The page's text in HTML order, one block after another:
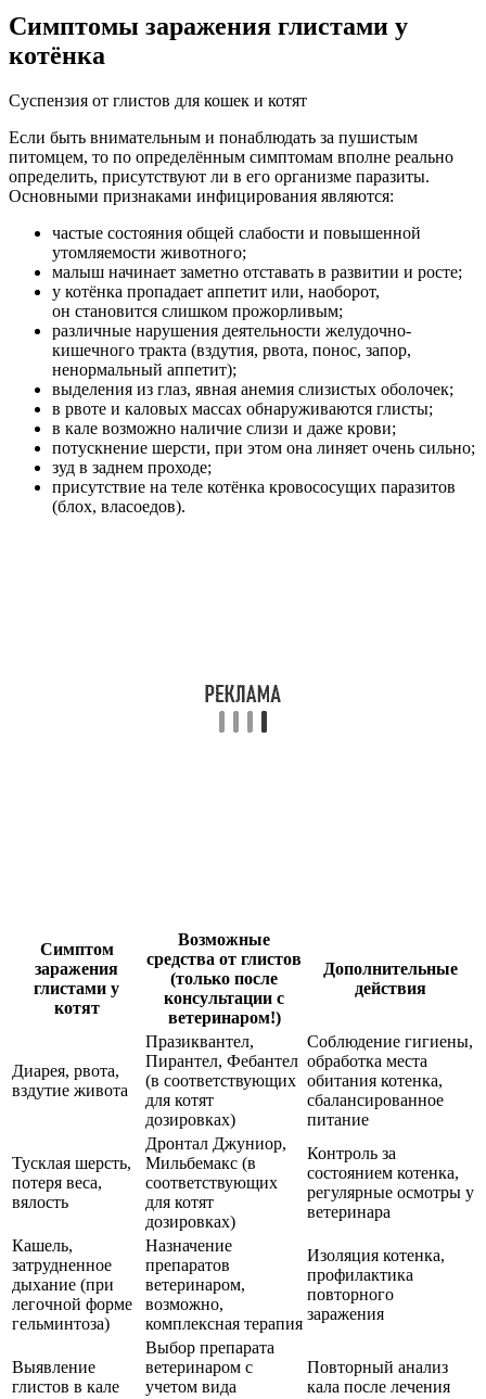
Симптомы заражения глистами у
котёнка
Суспензия от глистов для кошек и котят
Если быть внимательным и понаблюдать за пушистым
питомцем, то по определённым симптомам вполне реально
определить, присутствуют ли в его организме паразиты.
Основными признаками инфицирования являются:
частые состояния общей слабости и повышенной
утомляемости животного;
малыш начинает заметно отставать в развитии и росте;
у котёнка пропадает аппетит или, наоборот,
он становится слишком прожорливым;
различные нарушения деятельности желудочно-
кишечного тракта (вздутия, рвота, понос, запор,
ненормальный аппетит);
выделения из глаз, явная анемия слизистых оболочек;
в рвоте и каловых массах обнаруживаются глисты;
в кале возможно наличие слизи и даже крови;
потускнение шерсти, при этом она линяет очень сильно;
зуд в заднем проходе;
присутствие на теле котёнка кровососущих паразитов
(блох, власоедов).
Симптом
заражения
глистами у
котят
Возможные
средства от глистов
(только после
консультации с
ветеринаром!)
Дополнительные
действия
Диарея, рвота,
вздутие живота
Празиквантел,
Пирантел, Фебантел
(в соответствующих
для котят
дозировках)
Соблюдение гигиены,
обработка места
обитания котенка,
сбалансированное
питание
Тусклая шерсть,
потеря веса,
вялость
Дронтал Джуниор,
Мильбемакс (в
соответствующих
для котят
дозировках)
Контроль за
состоянием котенка,
регулярные осмотры у
ветеринара
Кашель,
затрудненное
дыхание (при
легочной форме
гельминтоза)
Назначение
препаратов
ветеринаром,
возможно,
комплексная терапия
Изоляция котенка,
профилактика
повторного
заражения
Выявление
глистов в кале
Выбор препарата
ветеринаром с
учетом вида
Повторный анализ
кала после лечения